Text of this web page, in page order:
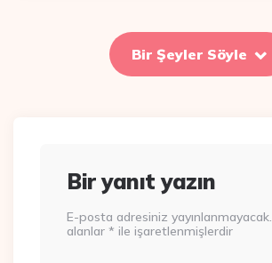
Bir Şeyler Söyle
Bir yanıt yazın
E-posta adresiniz yayınlanmayacak.
alanlar * ile işaretlenmişlerdir